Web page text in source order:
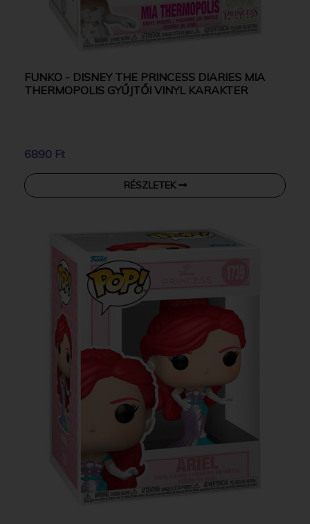
FUNKO - DISNEY THE PRINCESS DIARIES MIA
THERMOPOLIS GYŰJTŐI VINYL KARAKTER
6890 Ft
RÉSZLETEK